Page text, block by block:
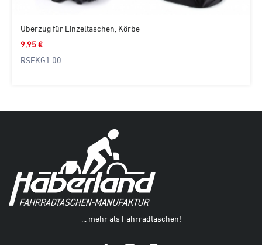
Überzug für Einzeltaschen, Körbe
9,95 €
RSEKG1 00
... mehr als Fahrradtaschen!